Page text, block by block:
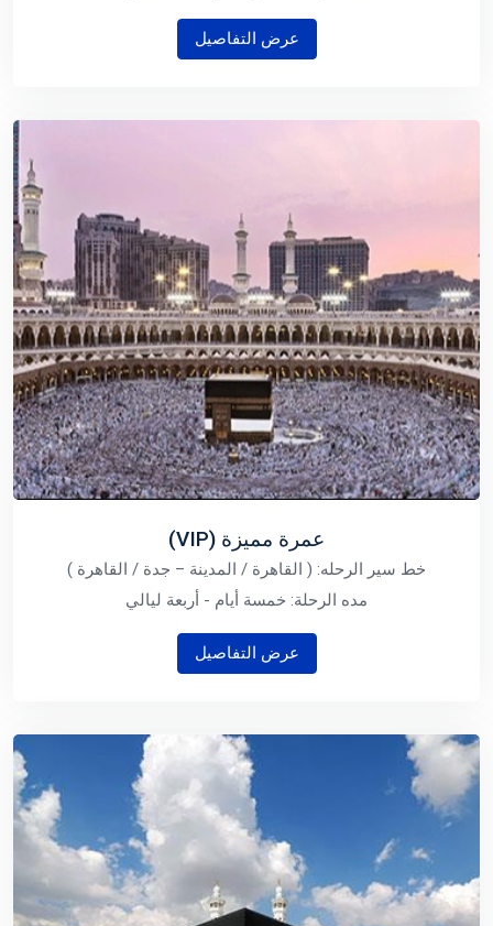
عرض التفاصيل
عمرة مميزة (VIP)
خط سير الرحله: ( القاهرة / المدينة – جدة / القاهرة )
مده الرحلة: خمسة أيام - أربعة ليالي
عرض التفاصيل